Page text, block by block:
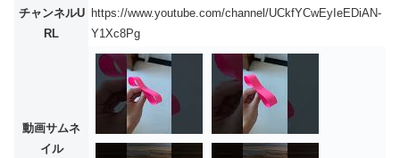
チャンネルU
RL
https://www.youtube.com/channel/UCkfYCwEyIeEDiAN-
Y1Xc8Pg
動画サムネ
イル